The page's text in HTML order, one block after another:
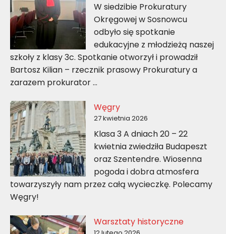
W siedzibie Prokuratury
Okręgowej w Sosnowcu
odbyło się spotkanie
edukacyjne z młodzieżą naszej
szkoły z klasy 3c. Spotkanie otworzył i prowadził
Bartosz Kilian – rzecznik prasowy Prokuratury a
zarazem prokurator …
Węgry
27 kwietnia 2026
Klasa 3 A dniach 20 – 22
kwietnia zwiedziła Budapeszt
oraz Szentendre. Wiosenna
pogoda i dobra atmosfera
towarzyszyły nam przez całą wycieczkę. Polecamy
Węgry!
Warsztaty historyczne